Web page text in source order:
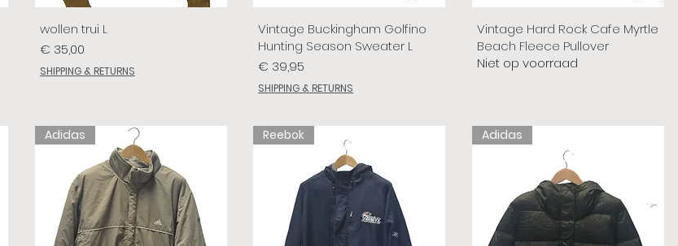
wollen trui L
Prijs
€ 35,00
SHIPPING & RETURNS
Vintage Buckingham Golfino
Hunting Season Sweater L
Prijs
€ 39,95
SHIPPING & RETURNS
Vintage Hard Rock Cafe Myrtle
Beach Fleece Pullover
Niet op voorraad
Adidas Reebok Adidas